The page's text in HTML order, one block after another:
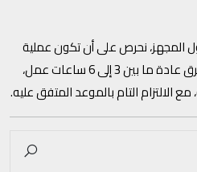
المجهز، نحرص على أن تكون عملية
وتستغرق عادة ما بين 3 إلى 6 ساعات عمل،
التام بالموعد المتفق عليه.